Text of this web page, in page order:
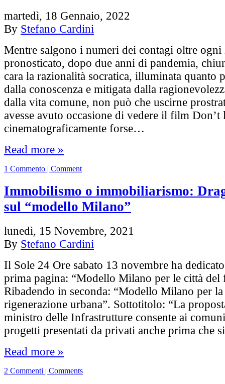
martedì, 18 Gennaio, 2022
By Stefano Cardini
Mentre salgono i numeri dei contagi oltre
pronosticato, dopo due anni di pandemia,
cara la razionalità socratica, illuminata quanto
dalla conoscenza e mitigata dalla
dalla vita comune, non può che uscirne
avesse avuto occasione di vedere il film
cinematograficamente forse…
Read more »
1 Commento | Comment
Immobilismo o immobiliarismo:
sul “modello Milano”
lunedì, 15 Novembre, 2021
By Stefano Cardini
Il Sole 24 Ore sabato 13 novembre ha
prima pagina: “Modello Milano per le città del
Ribadendo in seconda: “Modello Milano per
rigenerazione urbana”. Sottotitolo: “La
ministro delle Infrastrutture consente ai
progetti presentati da privati anche prima che
Read more »
2 Commenti | Comments